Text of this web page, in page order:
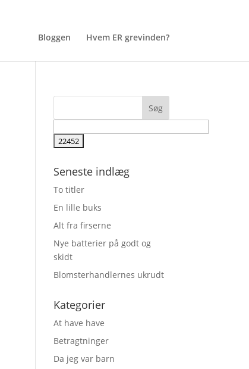
Bloggen Hvem ER grevinden?
Seneste indlæg
To titler
En lille buks
Alt fra firserne
Nye batterier på godt og
skidt
Blomsterhandlernes ukrudt
Kategorier
At have have
Betragtninger
Da jeg var barn